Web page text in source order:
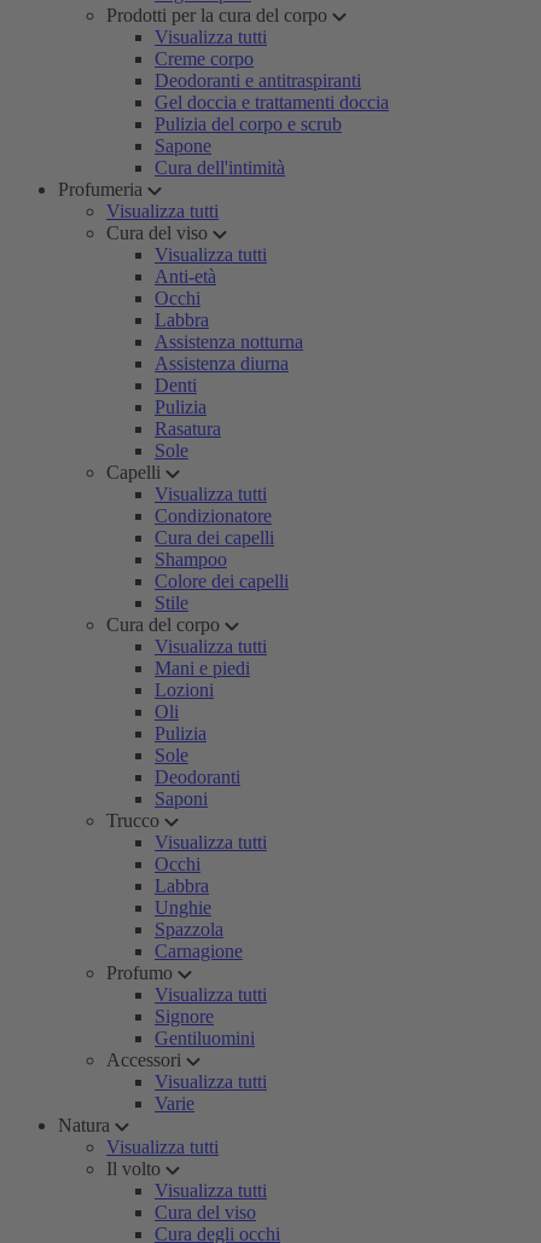
Prodotti per la cura del corpo
Visualizza tutti
Creme corpo
Deodoranti e antitraspiranti
Gel doccia e trattamenti doccia
Pulizia del corpo e scrub
Sapone
Cura dell'intimità
Profumeria
Visualizza tutti
Cura del viso
Visualizza tutti
Anti-età
Occhi
Labbra
Assistenza notturna
Assistenza diurna
Denti
Pulizia
Rasatura
Sole
Capelli
Visualizza tutti
Condizionatore
Cura dei capelli
Shampoo
Colore dei capelli
Stile
Cura del corpo
Visualizza tutti
Mani e piedi
Lozioni
Oli
Pulizia
Sole
Deodoranti
Saponi
Trucco
Visualizza tutti
Occhi
Labbra
Unghie
Spazzola
Carnagione
Profumo
Visualizza tutti
Signore
Gentiluomini
Accessori
Visualizza tutti
Varie
Natura
Visualizza tutti
Il volto
Visualizza tutti
Cura del viso
Cura degli occhi